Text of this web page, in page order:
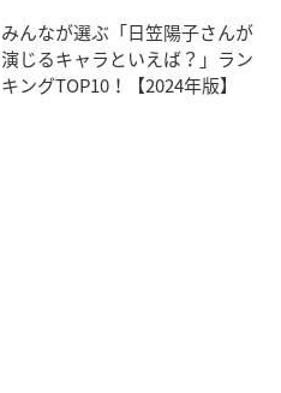
みんなが選ぶ「日笠陽子さんが
演じるキャラといえば？」ラン
キングTOP10！【2024年版】